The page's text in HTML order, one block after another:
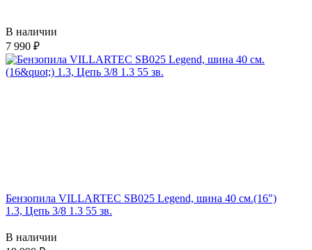
В наличии
7 990
Бензопила VILLARTEC SB025 Legend, шина 40 см.(16")
1.3, Цепь 3/8 1.3 55 зв.
В наличии